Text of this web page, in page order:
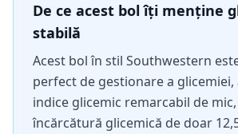
De ce acest bol îți menține
stabilă
Acest bol în stil Southwestern
perfect de gestionare a glicemiei,
indice glicemic remarcabil de mic,
încărcătură glicemică de doar